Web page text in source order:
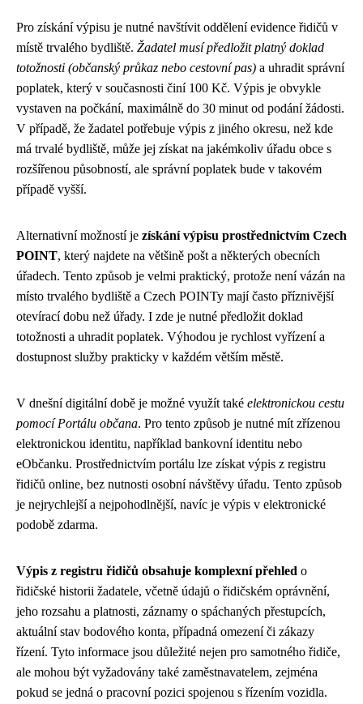
Pro získání výpisu je nutné navštívit oddělení evidence řidičů v
místě trvalého bydliště. Žadatel musí předložit platný doklad
totožnosti (občanský průkaz nebo cestovní pas) a uhradit správní
poplatek, který v současnosti činí 100 Kč. Výpis je obvykle
vystaven na počkání, maximálně do 30 minut od podání žádosti.
V případě, že žadatel potřebuje výpis z jiného okresu, než kde
má trvalé bydliště, může jej získat na jakémkoliv úřadu obce s
rozšířenou působností, ale správní poplatek bude v takovém
případě vyšší.
Alternativní možností je získání výpisu prostřednictvím Czech
POINT, který najdete na většině pošt a některých obecních
úřadech. Tento způsob je velmi praktický, protože není vázán na
místo trvalého bydliště a Czech POINTy mají často příznivější
otevírací dobu než úřady. I zde je nutné předložit doklad
totožnosti a uhradit poplatek. Výhodou je rychlost vyřízení a
dostupnost služby prakticky v každém větším městě.
V dnešní digitální době je možné využít také elektronickou cestu
pomocí Portálu občana. Pro tento způsob je nutné mít zřízenou
elektronickou identitu, například bankovní identitu nebo
eObčanku. Prostřednictvím portálu lze získat výpis z registru
řidičů online, bez nutnosti osobní návštěvy úřadu. Tento způsob
je nejrychlejší a nejpohodlnější, navíc je výpis v elektronické
podobě zdarma.
Výpis z registru řidičů obsahuje komplexní přehled o
řidičské historii žadatele, včetně údajů o řidičském oprávnění,
jeho rozsahu a platnosti, záznamy o spáchaných přestupcích,
aktuální stav bodového konta, případná omezení či zákazy
řízení. Tyto informace jsou důležité nejen pro samotného řidiče,
ale mohou být vyžadovány také zaměstnavatelem, zejména
pokud se jedná o pracovní pozici spojenou s řízením vozidla.